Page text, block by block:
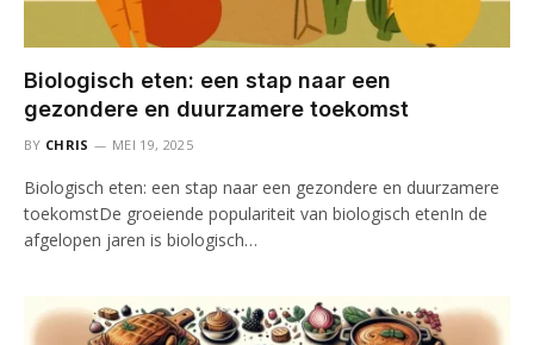
Biologisch eten: een stap naar een
gezondere en duurzamere toekomst
BY CHRIS MEI 19, 2025
Biologisch eten: een stap naar een gezondere en duurzamere
toekomstDe groeiende populariteit van biologisch etenIn de
afgelopen jaren is biologisch…